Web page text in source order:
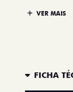
VER MAIS
FICHA